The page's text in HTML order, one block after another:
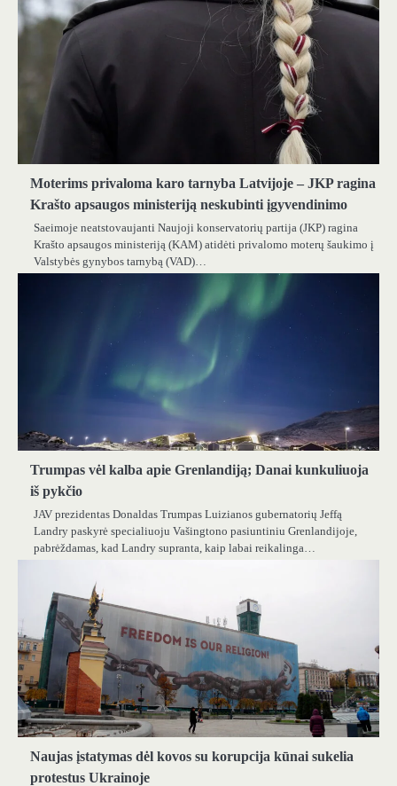
Moterims privaloma karo tarnyba Latvijoje – JKP ragina
Krašto apsaugos ministeriją neskubinti įgyvendinimo
Saeimoje neatstovaujanti Naujoji konservatorių partija (JKP) ragina
Krašto apsaugos ministeriją (KAM) atidėti privalomo moterų šaukimo į
Valstybės gynybos tarnybą (VAD)…
Trumpas vėl kalba apie Grenlandiją; Danai kunkuliuoja
iš pykčio
JAV prezidentas Donaldas Trumpas Luizianos gubernatorių Jeffą
Landry paskyrė specialiuoju Vašingtono pasiuntiniu Grenlandijoje,
pabrėždamas, kad Landry supranta, kaip labai reikalinga…
Naujas įstatymas dėl kovos su korupcija kūnai sukelia
protestus Ukrainoje